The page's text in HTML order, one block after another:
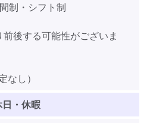
制・シフト制
後する可能性がございま
なし）
日・休暇